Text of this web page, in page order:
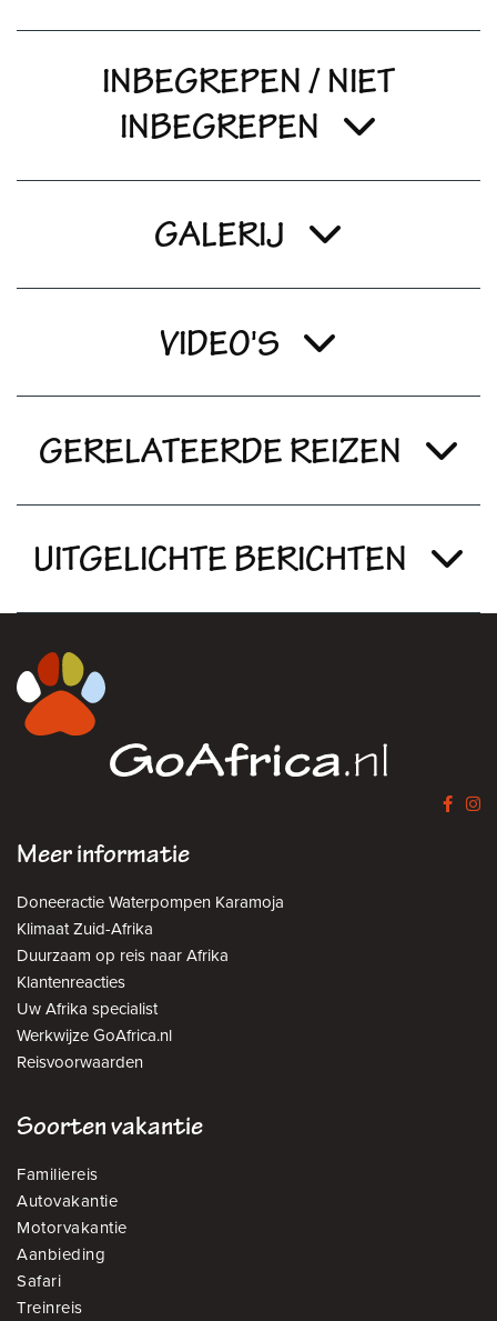
INBEGREPEN / NIET
INBEGREPEN
GALERIJ
VIDEO'S
GERELATEERDE REIZEN
UITGELICHTE BERICHTEN
Meer informatie
Doneeractie Waterpompen Karamoja
Klimaat Zuid-Afrika
Duurzaam op reis naar Afrika
Klantenreacties
Uw Afrika specialist
Werkwijze GoAfrica.nl
Reisvoorwaarden
Soorten vakantie
Familiereis
Autovakantie
Motorvakantie
Aanbieding
Safari
Treinreis